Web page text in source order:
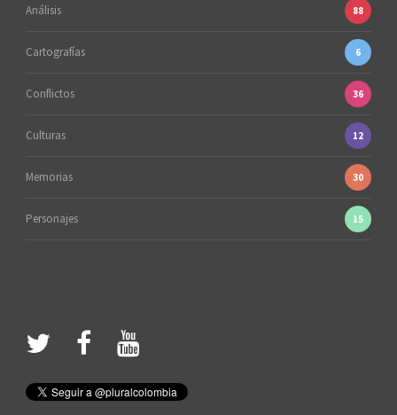
Análisis 88
Cartografías 6
Conflictos 36
Culturas 12
Memorias 30
Personajes 15